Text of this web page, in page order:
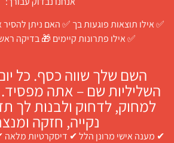
✅ אילו תוצאות פוגעות בך ✅ האם ניתן להסיר
✅ אילו פתרונות קיימים 🎁 בדיקה
השם שלך שווה כסף. כל
השליליות שם – אתה מפסיד.
למחוק, לדחוק ולבנות לך
נקייה, חזקה
✔ מענה אישי מרונן הלל ✔ דיסקרטיות מלאה